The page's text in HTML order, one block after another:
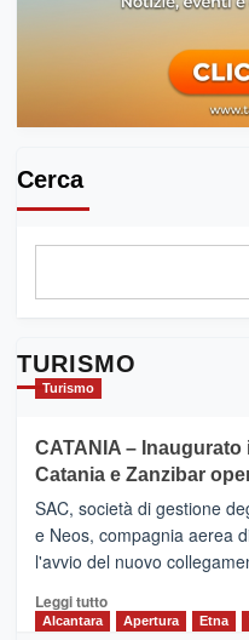
Cerca
TURISMO
Turismo
CATANIA –
Catania e Zanzibar
SAC, società di gestione
e Neos, compagnia aerea
l'avvio del nuovo
Leggi tuttoLeggi
Alcantara Apertura Etna